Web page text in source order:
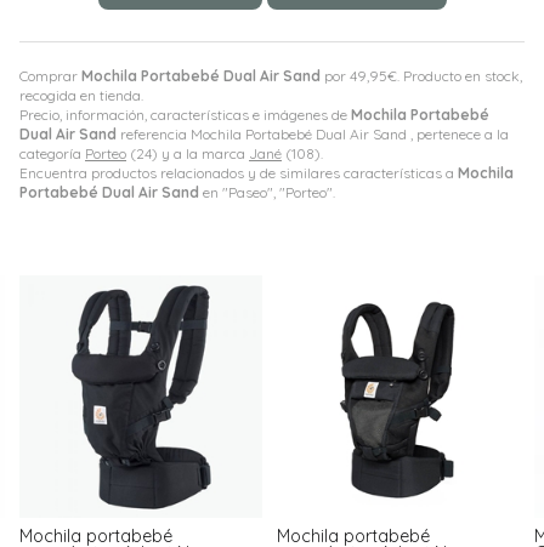
Comprar Mochila Portabebé Dual Air Sand por 49,95€ . Producto en stock,
recogida en tienda.
Precio, información, características e imágenes de Mochila Portabebé
Dual Air Sand referencia Mochila Portabebé Dual Air Sand , pertenece a la
categoría Porteo (24) y a la marca Jané (108).
Encuentra productos relacionados y de similares características a Mochila
Portabebé Dual Air Sand en "Paseo", "Porteo".
Mochila portabebé Mochila portabebé